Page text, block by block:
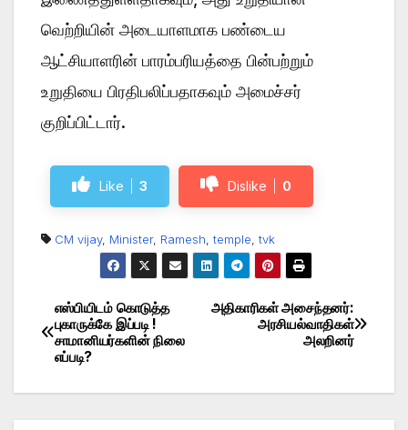
வெற்றியின் அடையாளமாக பண்டைய
ஆட்சியாளரின் பாரம்பரியத்தை பின்பற்றும்
உறுதியை பிரதிபலிப்பதாகவும் அமைச்சர்
குறிப்பிட்டார்.
Like 3 Dislike 0
CM vijay, Minister, Ramesh temple tvk
Post
navigation
அதிகாரிகள் அசைந்தனர்:
அரசியல்வாதிகள்
அலறினர்
எஸ்பியிடம் கொடுத்த
புகாருக்கே இப்படி !
சாமானியர்களின் நிலை
எப்படி?